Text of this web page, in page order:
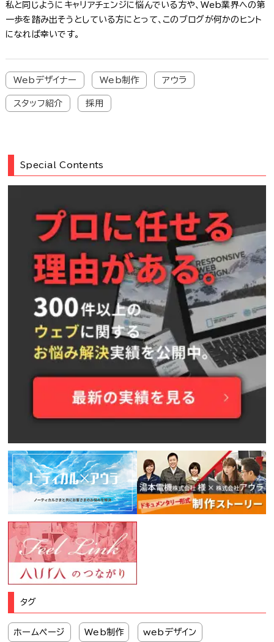
私と同じようにキャリアチェンジに悩んでいる方や、Web業界への第
一歩を踏み出そうとしている方にとって、このブログが何かのヒント
になれば幸いです。
Webデザイナー Web制作 アウラ
スタッフ紹介 採用
Special Contents
タグ
ホームページ Web制作 webデザイン